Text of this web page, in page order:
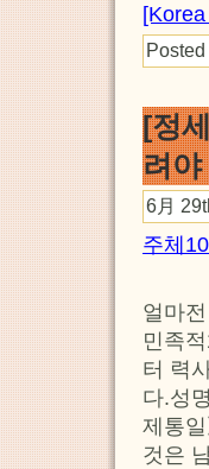
Posted
[정
려야
6月
주체
얼마
민족
터 력
다.성
제통
것은